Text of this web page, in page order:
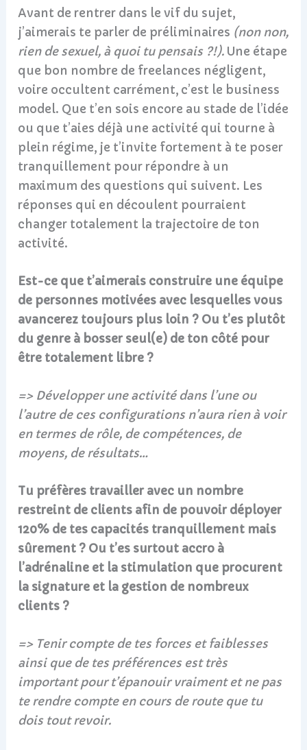
Avant de rentrer dans le vif du sujet,
j’aimerais te parler de préliminaires (non non,
rien de sexuel, à quoi tu pensais ?!). Une étape
que bon nombre de freelances négligent,
voire occultent carrément, c’est le business
model. Que t’en sois encore au stade de l’idée
ou que t’aies déjà une activité qui tourne à
plein régime, je t’invite fortement à te poser
tranquillement pour répondre à un
maximum des questions qui suivent. Les
réponses qui en découlent pourraient
changer totalement la trajectoire de ton
activité.
Est-ce que t’aimerais construire une équipe
de personnes motivées avec lesquelles vous
avancerez toujours plus loin ? Ou t’es plutôt
du genre à bosser seul(e) de ton côté pour
être totalement libre ?
=> Développer une activité dans l’une ou
l’autre de ces configurations n’aura rien à voir
en termes de rôle, de compétences, de
moyens, de résultats…
Tu préfères travailler avec un nombre
restreint de clients afin de pouvoir déployer
120% de tes capacités tranquillement mais
sûrement ? Ou t’es surtout accro à
l’adrénaline et la stimulation que procurent
la signature et la gestion de nombreux
clients ?
=> Tenir compte de tes forces et faiblesses
ainsi que de tes préférences est très
important pour t’épanouir vraiment et ne pas
te rendre compte en cours de route que tu
dois tout revoir.